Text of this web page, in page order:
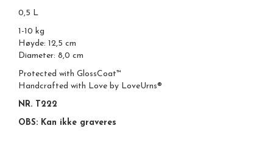
0,5 L
1-10 kg
Høyde: 12,5 cm
Diameter: 8,0 cm
Protected with GlossCoat™
Handcrafted with Love by LoveUrns®
NR. T222
OBS: Kan ikke graveres